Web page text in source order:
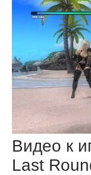
Видео к
Last